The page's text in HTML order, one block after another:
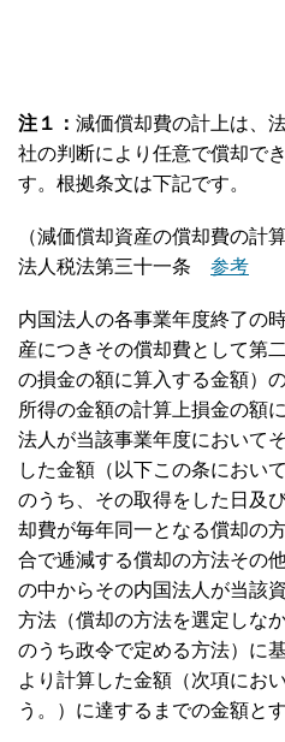
注１： 減価償却費の計上は、
社の判断により任意で償却で
す。根拠条文は下記です。
（減価償却資産の償却費の計
法人税法第三十一条 参考
内国法人の各事業年度終了の
産につきその償却費として第
の損金の額に算入する金額）
所得の金額の計算上損金の額
法人が当該事業年度において
した金額（以下この条におい
のうち、その取得をした日及
却費が毎年同一となる償却の
合で逓減する償却の方法その
の中からその内国法人が当該
方法（償却の方法を選定しな
のうち政令で定める方法）に
より計算した金額（次項にお
う。）に達するまでの金額とす